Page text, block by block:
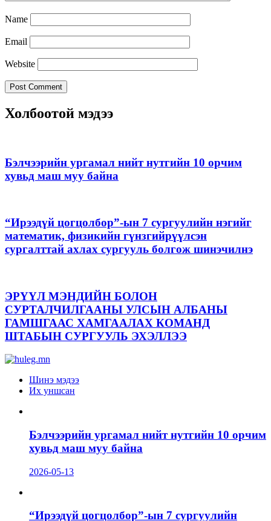
Name
Email
Website
Холбоотой мэдээ
Бэлчээрийн ургамал нийт нутгийн 10 орчим
хувьд маш муу байна
“Ирээдүй цогцолбор”-ын 7 сургуулийн нэгийг
математик, физикийн гүнзгийрүүлсэн
сургалттай ахлах сургууль болгож шинэчилнэ
ЭРҮҮЛ МЭНДИЙН БОЛОН
СУРТАЛЧИЛГААНЫ УЛСЫН АЛБАНЫ
ГАМШГААС ХАМГААЛАХ КОМАНД
ШТАБЫН СУРГУУЛЬ ЭХЭЛЛЭЭ
Шинэ мэдээ
Их уншсан
Бэлчээрийн ургамал нийт нутгийн 10 орчим
хувьд маш муу байна
2026-05-13
“Ирээдүй цогцолбор”-ын 7 сургуулийн